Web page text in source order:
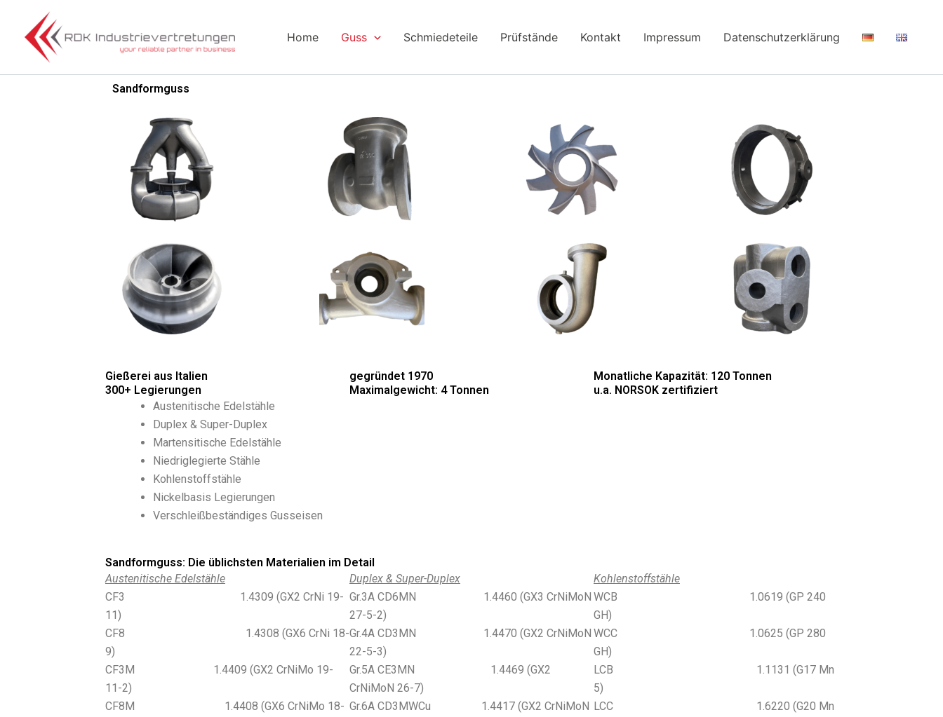
springen
Home Guss Schmiedeteile Prüfstände Kontakt Impressum Datenschutzerklärung
Sandformguss
Gießerei aus Italien gegründet 1970
Monatliche Kapazität: 120 Tonnen
300+ Legierungen
Maximalgewicht: 4 Tonnen
u.a. NORSOK zertifiziert
Austenitische Edelstähle
Duplex & Super-Duplex
Martensitische Edelstähle
Niedriglegierte Stähle
Kohlenstoffstähle
Nickelbasis Legierungen
Verschleißbeständiges Gusseisen
Sandformguss: Die üblichsten Materialien im Detail
Austenitische Edelstähle
CF3 1.4309 (GX2 CrNi 19-
11)
CF8 1.4308 (GX6 CrNi 18-
9)
CF3M 1.4409 (GX2 CrNiMo 19-
11-2)
CF8M 1.4408 (GX6 CrNiMo 18-
Duplex & Super-Duplex
Gr.3A CD6MN 1.4460 (GX3 CrNiMoN
27-5-2)
Gr.4A CD3MN 1.4470 (GX2 CrNiMoN
22-5-3)
Gr.5A CE3MN 1.4469 (GX2
CrNiMoN 26-7)
Gr.6A CD3MWCu 1.4417 (GX2 CrNiMoN
Kohlenstoffstähle
WCB 1.0619 (GP 240
GH)
WCC 1.0625 (GP 280
GH)
LCB 1.1131 (G17 Mn
5)
LCC 1.6220 (G20 Mn